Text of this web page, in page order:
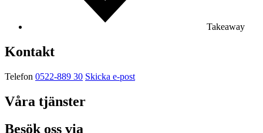
Takeaway
Kontakt
Telefon 0522-889 30 Skicka e-post
Våra tjänster
Besök oss via